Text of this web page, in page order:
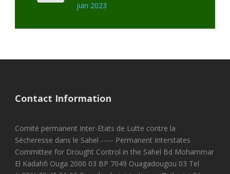
juin 2023
Contact Information
Comité permanent Inter-Etats de Lutte contre la
Sécheresse dans le Sahel ----- Permanent Interstates
Committee for Drought Control in the Sahel Bd Mohammar
El Kadahfi Ouga 2000 03 BP 7049 Ouagadougou 03 Tel